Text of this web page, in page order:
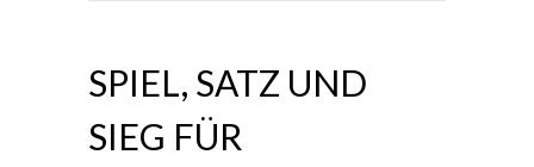
SPIEL, SATZ UND
SIEG FÜR